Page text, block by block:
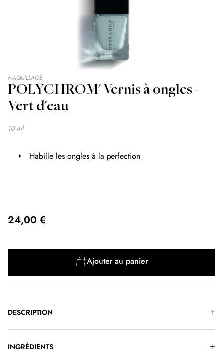
Skip
beginning
MAQUILLAGE
POLYCHROM' Vernis à ongles -
Vert d'eau
10 ml
Habille les ongles à la perfection
24,00 €
Ajouter au panier
DESCRIPTION
INGRÉDIENTS